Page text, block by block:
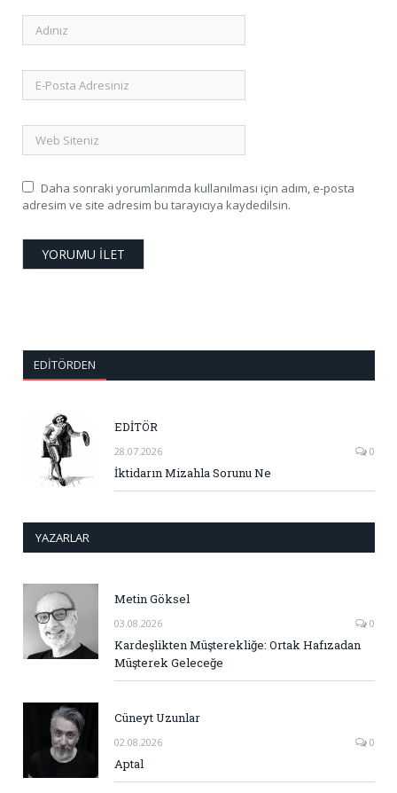
Daha sonraki yorumlarımda kullanılması için adım, e-posta
adresim ve site adresim bu tarayıcıya kaydedilsin.
EDITÖRDEN
EDİTÖR
28.07.2026 0
İktidarın Mizahla Sorunu Ne
YAZARLAR
Metin Göksel
03.08.2026 0
Kardeşlikten Müşterekliğe: Ortak Hafızadan
Müşterek Geleceğe
Cüneyt Uzunlar
02.08.2026 0
Aptal